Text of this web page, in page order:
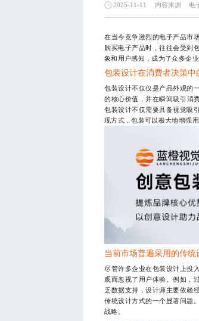
2025-11-11 内容来源 电
在当今竞争激烈的电子产品市
购买电子产品时，往往会受到
象和用户感知，成为了众多企业
包装设计在消费者决策中
包装设计不仅仅是产品外观的
的核心价值，并在瞬间吸引消
包装设计不仅需要具备视觉吸
现方式，包装可以极大地增强
当前市场普遍采用的传
尽管许多企业在包装设计上投
观而忽视了用户体验。例如，
乏数据支持，设计师主要依赖
传统设计方式的一个显著问题
战略。